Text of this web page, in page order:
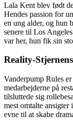
Lala Kent blev født
Hendes passion for
en ung alder, og hun
senere til Los
var her, hun fik sin
Reality-
Vanderpump Rules
medarbejderne på
tilsluttede sig
mest omtalte
evne til at skabe